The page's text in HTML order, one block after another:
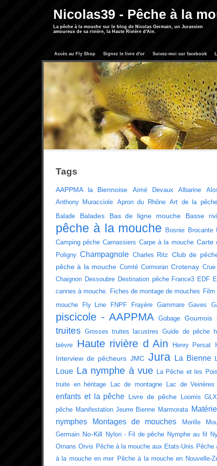
Nicolas39 - Pêche à la
La pêche à la mouche sur le blog de Nicolas Germain, un Jurassien
amoureux de sa rivière, la Haute Rivière d'Ain.
Accès au Fly Shop Signez le livre d'or Suivez-moi sur facebook
Tags
AAPPMA la Biennoise Aimé Devaux Albarine
Anthony Muracciole Apron du Rhône Art de la pêche
Balade
Balades Bas de ligne mouche Basse
pêche à la mouche Bosnie Brocante
Camping pêche Carnassiers Carpe à la mouche Carte
Poligny Champagnole Charles Ritz Club de
pêche à la mouche Comté Cormoran Crotenay Crue
Chaignon Dessoubre Destination pêche France3 EDF
cannes à mouche. Fiches de montage de mouches Film
mouche
Fly Line FNPF Frayère Gammare Gaves
piscicole - AAPPMA Gobage Goumois
truites Grosses truites lacustres Guide de pêche
bièvre
Haute rivière d Ain Henry Persat
Interview de pêcheurs JMC Jura La Bienne
Loue La nymphe à vue La Pêche et les
truite en héritage
Lac de montagne Lac de Veirières
enfants et la pêche Livre de pêche
Loomis GLX
pêche Manifestation Jeurre Bienne Marmorata
nymphes
Montages de mouches Morille
Germain No-Kill Nylon - Fil de pêche Nymphe au fil
Ornans Orvis Pêche à la mouche aux Etats-Unis Pêche
à la mouche en mer Pêche à la mouche en Nouvelle-